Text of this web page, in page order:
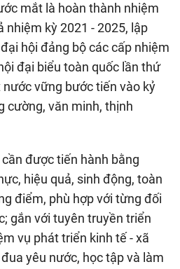
mắt là hoàn thành nhiệm
nhiệm kỳ 2021 - 2025, lập
hội đảng bộ các cấp nhiệm
đại biểu toàn quốc lần thứ
vững bước tiến vào kỷ
cường, văn minh, thịnh
được tiến hành bằng
hiệu quả, sinh động, toàn
điểm, phù hợp với từng đối
gắn với tuyên truyền triển
vụ phát triển kinh tế - xã
yêu nước, học tập và làm